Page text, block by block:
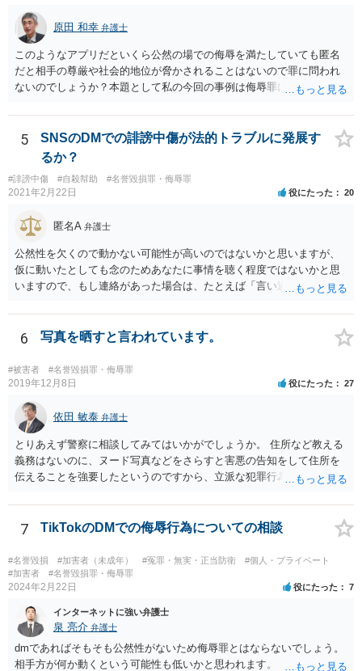
原田 和幸 弁護士
このようなアプリだといくら公然の場での侮辱を満たしていても匿名
だと相手の尊厳や社会的地位が脅かされることはないので罪に問われ
ないのでしょうか？本題として私の今回の事例は侮辱罪には該当しな
評価を低下させたとは言えないでしょうから、侮辱罪にはならないと
思います。
5
SNSのDMでの誹謗中傷が法的トラブルに発展す
るか？
#誹謗中傷 #自殺幇助 #名誉毀損罪・侮辱罪
2021年2月22日 役にたった 20
匿名A 弁護士
公然性を欠くので動かない可能性が高いのではないかと思いますが、
仮に動いたとしても念のためあなたに事情を聴く程度ではないかと思
いますので、もし連絡があった場合は、たとえば「言い過ぎた部分が
ジでのやりとりなので、公然性がないことが明らかなので、名誉毀損
や侮辱には当たらないと考えているが、相手は何らかの理由で公然性
があると言っているのか」と反省の意を示しつつ、なぜ警察が連絡し
てきたのか尋ねることが考えられます。
6 写真を晒すと言われています。
#被害者 #名誉毀損罪・侮辱罪
2019年12月8日 役にたった 27
依田 敏泰 弁護士
とりあえず警察に相談してみてはいかがでしょうか。 住所など教える
義務はないのに、ヌード写真などをさらすと害悪の告知をして住所を
伝えることを強要したというのですから、立派な犯罪行為です。
7 TikTokのDMでの侮辱行為についての相談
#名誉毀損 #加害者（未成年） #冤罪・無実・正当防衛
#個人・プライベート
#加害者
#名誉毀損罪・侮辱罪
2024年2月22日 役にたった 7
インターネットに強い弁護士
泉 亮介 弁護士
dmであればそもそも公然性がないため侮辱罪とはならないでしょう。
相手方が何か動くという可能性も低いかと思われます。